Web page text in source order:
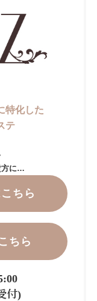
特化した
テ
方に…
ちら
ちら
付)